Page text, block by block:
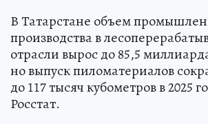
В Татарстане объем
производства в
отрасли вырос до 85,5
но выпуск пиломатериалов
до 117 тысяч кубометров в 2025
Росстат.